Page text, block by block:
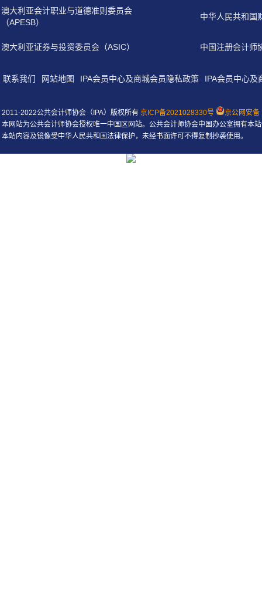
澳大利亚会计职业与道德准则委员会
（APESB）
中华人民共和国
澳大利亚证券与投资委员会（ASIC） 中国注册会计师
联系我们 网站地图 IPA会员中心及商城会员隐私政策 IPA会员中心及
2011-2022公共会计师协会（IPA）版权所有 京ICP备2021028330号
京公网安
本网站为公共会计师协会授权唯一中国区网站。公共会计师协会中国办公室拥有本
本站内容及镜像受中华人民共和国法律保护，未经书面许可不得复制抄袭使用。